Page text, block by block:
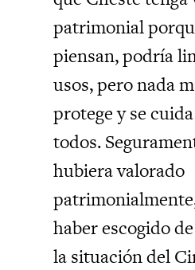
patrimonial
piensan, podría
usos, pero nada
protege y se
todos.
hubiera valorado
haber escogido
la situación del